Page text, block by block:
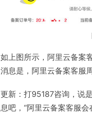
如上图所示，阿里云备案
消息是，阿里云备案客服
更新：打95187咨询，说
息吧，“阿里云备案客服